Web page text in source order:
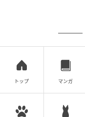
出典：英語絵本アドバイザ
この写真を見て、
トップ マンガ